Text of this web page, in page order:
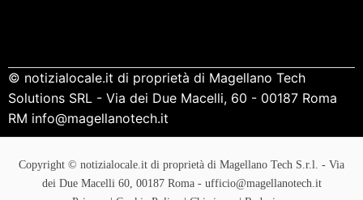
© notizialocale.it di proprietà di Magellano Tech
Solutions SRL - Via dei Due Macelli, 60 - 00187 Roma
RM info@magellanotech.it
Copyright © notizialocale.it di proprietà di Magellano Tech S.r.l. - Via
dei Due Macelli 60, 00187 Roma - ufficio@magellanotech.it